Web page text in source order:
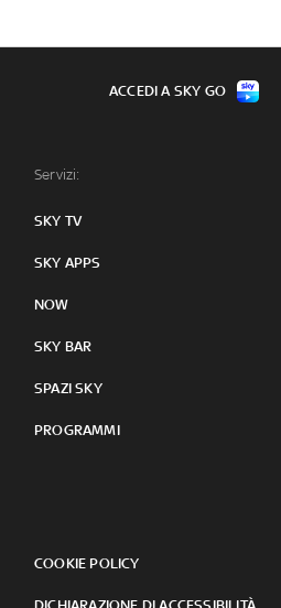
Servizi:
SKY TV
SKY APPS
NOW
SKY BAR
SPAZI SKY
PROGRAMMI
COOKIE POLICY
ACCEDI A SKY GO